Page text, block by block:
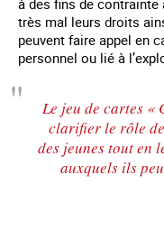
à des fins de
très mal leurs droits
peuvent faire appel en
personnel ou lié à
Le jeu de cartes «
clarifier le rôle
des jeunes tout en
auxquels ils